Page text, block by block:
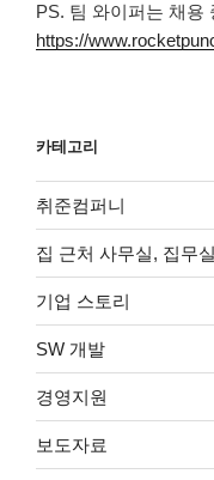
PS. 팀 와이퍼는 채용
https://
카테고리
취준컴퍼니
집 근처 사무실, 집무실
기업 스토리
SW 개발
경영지원
보도자료